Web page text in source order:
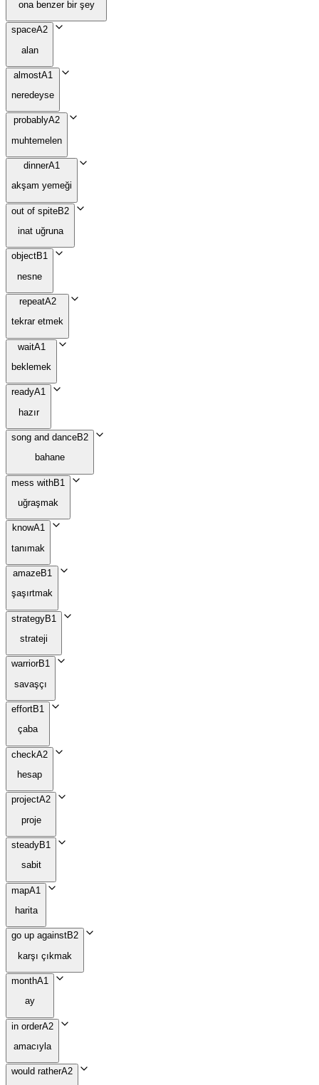
ona benzer bir şey
spaceA2
alan
almostA1
neredeyse
probablyA2
muhtemelen
dinnerA1
akşam yemeği
out of spiteB2
inat uğruna
objectB1
nesne
repeatA2
tekrar etmek
waitA1
beklemek
readyA1
hazır
song and danceB2
bahane
mess withB1
uğraşmak
knowA1
tanımak
amazeB1
şaşırtmak
strategyB1
strateji
warriorB1
savaşçı
effortB1
çaba
checkA2
hesap
projectA2
proje
steadyB1
sabit
mapA1
harita
go up againstB2
karşı çıkmak
monthA1
ay
in orderA2
amacıyla
would ratherA2